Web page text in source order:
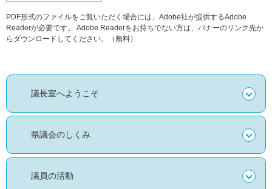
PDF形式のファイルをご覧いただく場合には、Adobe社が提供するAdobe
Readerが必要です。
Adobe Readerをお持ちでない方は、バナーのリンク先か
らダウンロードしてください。（無料）
議長室へようこそ
県議会のしくみ
議員の活動